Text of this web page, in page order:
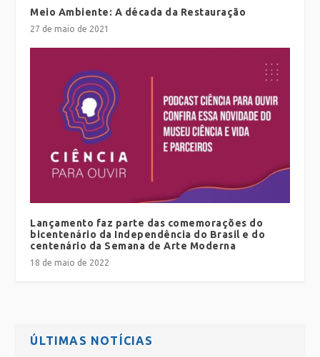
Meio Ambiente: A década da Restauração
27 de maio de 2021
Lançamento faz parte das comemorações do
bicentenário da Independência do Brasil e do
centenário da Semana de Arte Moderna
18 de maio de 2022
ÚLTIMAS NOTÍCIAS